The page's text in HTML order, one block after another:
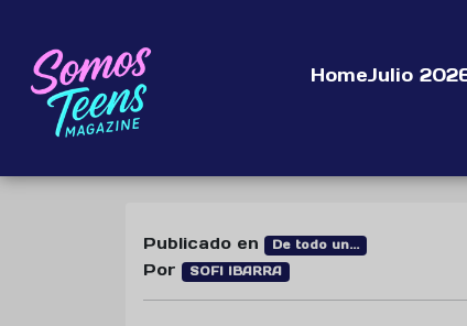
HomeJulio
Publicado en De todo un...
Por SOFI IBARRA